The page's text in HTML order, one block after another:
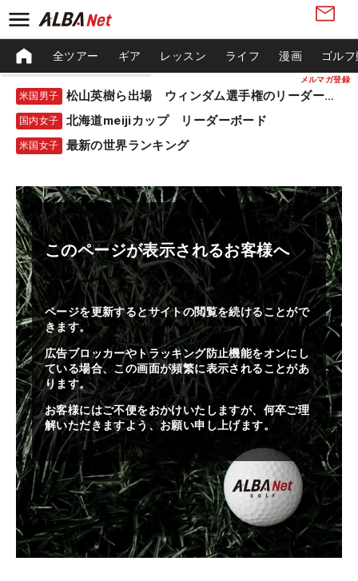
メルマガ登録
全ツアー ギア レッスン ライフ 漫画 ゴル
米国男子 松山英樹ら出場 ウィンダム選手権のリーダーボード
国内女子 北海道meijiカップ リーダーボード
米国女子 最新の世界ランキング
このページが表示されるお客様へ
ページを更新するとサイトの閲覧を続けることがで
きます。
広告ブロッカーやトラッキング防止機能をオンにし
ている場合、この画面が頻繁に表示されることがあ
ります。
お客様にはご不便をおかけいたしますが、何卒ご理
解いただきますよう、お願い申し上げます。